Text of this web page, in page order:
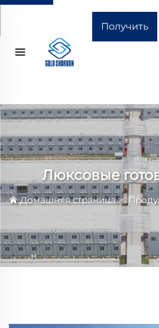
Получить
Люксовые
Домашняя страница>